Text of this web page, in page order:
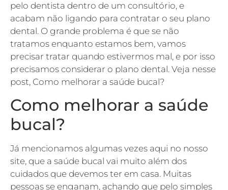
pelo dentista dentro de um consultório, e
acabam não ligando para contratar o seu plano
dental. O grande problema é que se não
tratamos enquanto estamos bem, vamos
precisar tratar quando estivermos mal, e por isso
precisamos considerar o plano dental. Veja nesse
post, Como melhorar a saúde bucal?
Como melhorar a saúde
bucal?
Já mencionamos algumas vezes aqui no nosso
site, que a saúde bucal vai muito além dos
cuidados que devemos ter em casa. Muitas
pessoas se enganam, achando que pelo simples